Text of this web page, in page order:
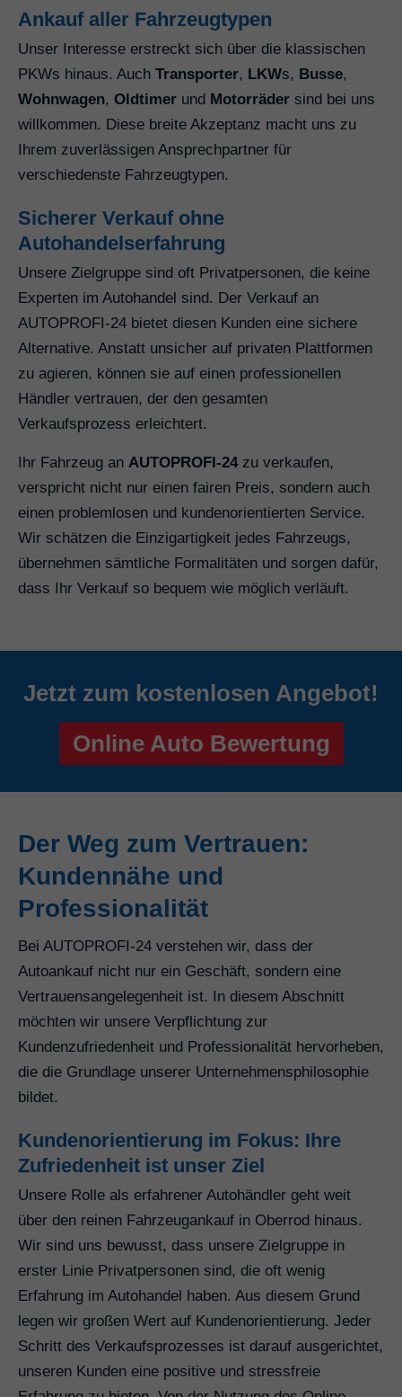
Ankauf aller Fahrzeugtypen
Unser Interesse erstreckt sich über die klassischen
PKWs hinaus. Auch Transporter, LKWs, Busse,
Wohnwagen, Oldtimer und Motorräder sind bei uns
willkommen. Diese breite Akzeptanz macht uns zu
Ihrem zuverlässigen Ansprechpartner für
verschiedenste Fahrzeugtypen.
Sicherer Verkauf ohne
Autohandelserfahrung
Unsere Zielgruppe sind oft Privatpersonen, die keine
Experten im Autohandel sind. Der Verkauf an
AUTOPROFI-24 bietet diesen Kunden eine sichere
Alternative. Anstatt unsicher auf privaten Plattformen
zu agieren, können sie auf einen professionellen
Händler vertrauen, der den gesamten
Verkaufsprozess erleichtert.
Ihr Fahrzeug an AUTOPROFI-24zu verkaufen,
verspricht nicht nur einen fairen Preis, sondern auch
einen problemlosen und kundenorientierten Service.
Wir schätzen die Einzigartigkeit jedes Fahrzeugs,
übernehmen sämtliche Formalitäten und sorgen dafür,
dass Ihr Verkauf so bequem wie möglich verläuft.
Jetzt zum kostenlosen Angebot!
Online Auto Bewertung
Der Weg zum Vertrauen:
Kundennähe und
Professionalität
Bei AUTOPROFI-24 verstehen wir, dass der
Autoankauf nicht nur ein Geschäft, sondern eine
Vertrauensangelegenheit ist. In diesem Abschnitt
möchten wir unsere Verpflichtung zur
Kundenzufriedenheit und Professionalität hervorheben,
die die Grundlage unserer Unternehmensphilosophie
bildet.
Kundenorientierung im Fokus: Ihre
Zufriedenheit ist unser Ziel
Unsere Rolle als erfahrener Autohändler geht weit
über den reinen Fahrzeugankauf in Oberrod hinaus.
Wir sind uns bewusst, dass unsere Zielgruppe in
erster Linie Privatpersonen sind, die oft wenig
Erfahrung im Autohandel haben. Aus diesem Grund
legen wir großen Wert auf Kundenorientierung. Jeder
Schritt des Verkaufsprozesses ist darauf ausgerichtet,
unseren Kunden eine positive und stressfreie